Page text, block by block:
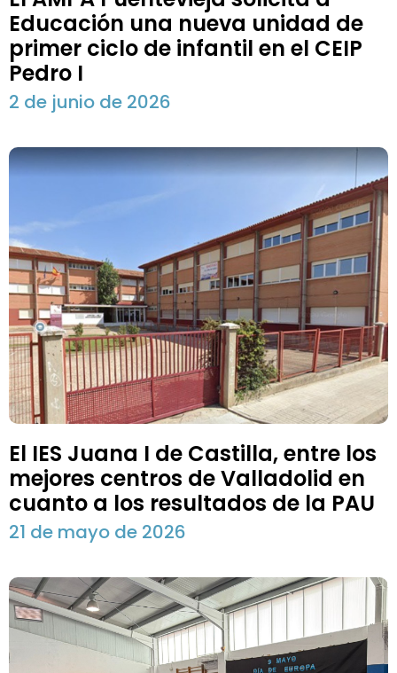
Educación una nueva unidad de
primer ciclo de infantil en el CEIP
Pedro I
2 de junio de 2026
El IES Juana I de Castilla, entre los
mejores centros de Valladolid en
cuanto a los resultados de la PAU
21 de mayo de 2026